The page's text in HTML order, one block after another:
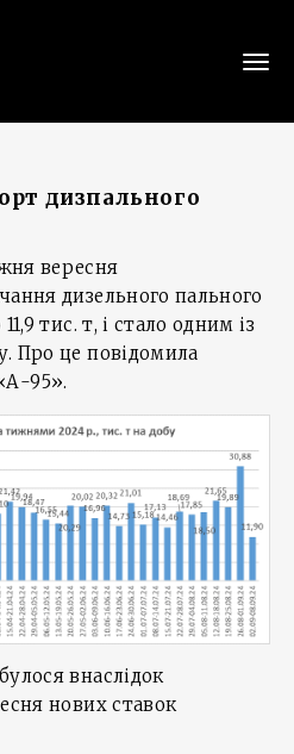
дизпального
вересня
дизельного пального
тис. т, і стало одним із
Про це повідомила
95».
внаслідок
нових ставок